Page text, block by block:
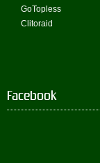
GoTopless
Clitoraid
Facebook